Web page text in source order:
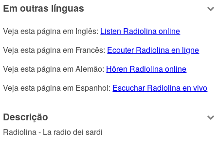
Em outras línguas
Veja esta página em Inglês: Listen Radiolina online
Veja esta página em Francês: Ecouter Radiolina en ligne
Veja esta página em Alemão: Hören Radiolina online
Veja esta página em Espanhol: Escuchar Radiolina en vivo
Descrição
Radiolina - La radio dei sardi